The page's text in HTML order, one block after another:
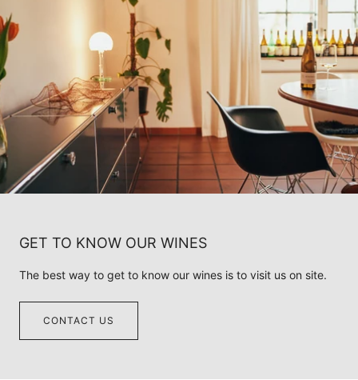
GET TO KNOW OUR WINES
The best way to get to know our wines is to visit us on site.
CONTACT US